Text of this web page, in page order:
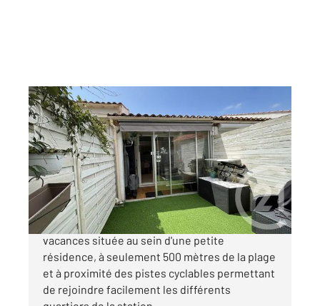
LA TRANCHE SUR MER 85
18,74 m2, 2 pièces
Ref : 2103
Maison à vendre
123 400 €
À vendre à La Tranche sur Mer, maison de
vacances située au sein d'une petite
résidence, à seulement 500 mètres de la plage
et à proximité des pistes cyclables permettant
de rejoindre facilement les différents